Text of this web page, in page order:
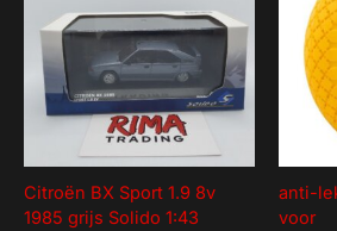
Citroën BX Sport 1.9 8v
1985 grijs Solido 1:43
anti-
voor